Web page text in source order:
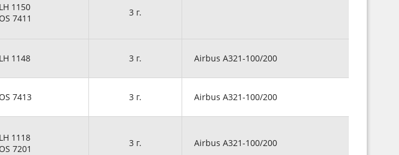
LH 1150
OS 7411
3 г.
LH 1148 3 г. Airbus A321-100/200
7413 3 г. Airbus A321-100/200
LH 1118
OS 7201
3 г. Airbus A321-100/200